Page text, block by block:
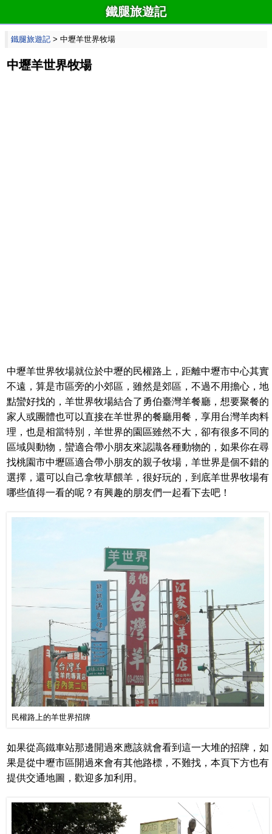
鐵腿旅遊記
鐵腿旅遊記 > 中壢羊世界牧場
中壢羊世界牧場
中壢羊世界牧場就位於中壢的民權路上，距離中壢市中心其實
不遠，算是市區旁的小郊區，雖然是郊區，不過不用擔心，地
點蠻好找的，羊世界牧場結合了勇伯臺灣羊餐廳，想要聚餐的
家人或團體也可以直接在羊世界的餐廳用餐，享用台灣羊肉料
理，也是相當特別，羊世界的園區雖然不大，卻有很多不同的
區域與動物，蠻適合帶小朋友來認識各種動物的，如果你在尋
找桃園市中壢區適合帶小朋友的親子牧場，羊世界是個不錯的
選擇，還可以自己拿牧草餵羊，很好玩的，到底羊世界牧場有
哪些值得一看的呢？有興趣的朋友們一起看下去吧！
民權路上的羊世界招牌
如果從高鐵車站那邊開過來應該就會看到這一大堆的招牌，如
果是從中壢市區開過來會有其他路標，不難找，本頁下方也有
提供交通地圖，歡迎多加利用。